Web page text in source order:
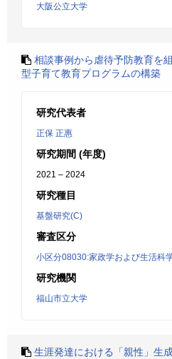
大阪公立大学
相談事例から虐待予防教育を
型子育て教育プログラムの構築
研究代表者
正保 正惠
研究期間 (年度)
2021 – 2024
研究種目
基盤研究(C)
審査区分
小区分08030:家政学および生活科
研究機関
福山市立大学
生涯発達における「親性」生